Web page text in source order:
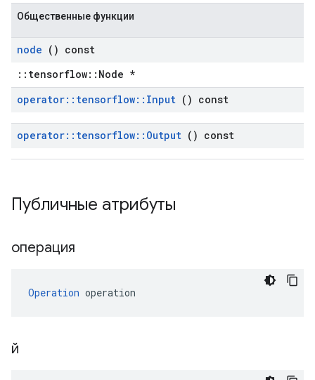
Общественные функции
node () const
::tensorflow::Node *
operator:: tensorflow:: Input () const
operator:: tensorflow:: Output () const
Публичные атрибуты
операция
Operation operation
й